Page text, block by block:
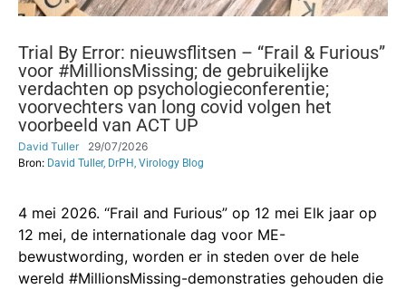
Trial By Error: nieuwsflitsen – “Frail & Furious”
voor #MillionsMissing; de gebruikelijke
verdachten op psychologieconferentie;
voorvechters van long covid volgen het
voorbeeld van ACT UP
David Tuller
29/07/2026
Bron: David Tuller, DrPH, Virology Blog
4 mei 2026. “Frail and Furious” op 12 mei Elk jaar op
12 mei, de internationale dag voor ME-
bewustwording, worden er in steden over de hele
wereld #MillionsMissing-demonstraties gehouden die